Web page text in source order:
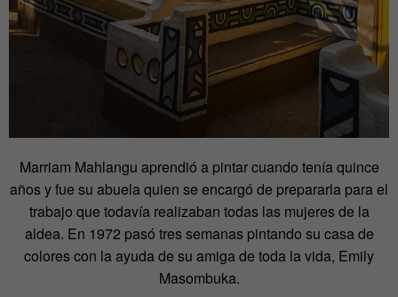
Marriam Mahlangu aprendió a pintar cuando tenía quince
años y fue su abuela quien se encargó de prepararla para el
trabajo que todavía realizaban todas las mujeres de la
aldea. En 1972 pasó tres semanas pintando su casa de
colores con la ayuda de su amiga de toda la vida, Emily
Masombuka.